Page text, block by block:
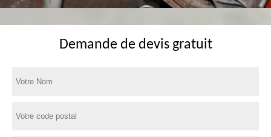
Demande de devis gratuit